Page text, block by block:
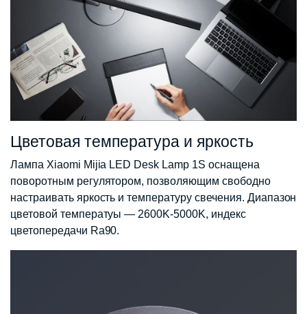
Цветовая температура и яркость
Лампа Xiaomi Mijia LED Desk Lamp 1S оснащена
поворотным регулятором, позволяющим свободно
настраивать яркость и температуру свечения. Диапазон
цветовой температуы — 2600K-5000K, индекс
цветопередачи Ra90.